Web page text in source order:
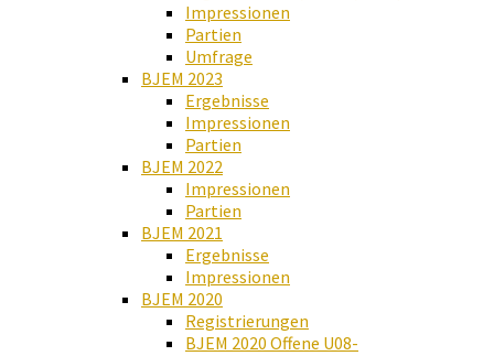
Impressionen
Partien
Umfrage
BJEM 2023
Ergebnisse
Impressionen
Partien
BJEM 2022
Impressionen
Partien
BJEM 2021
Ergebnisse
Impressionen
BJEM 2020
Registrierungen
BJEM 2020 Offene U08-